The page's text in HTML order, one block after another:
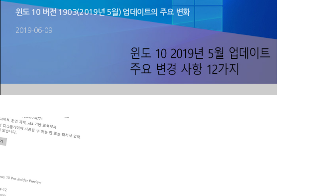
윈도 10 버전 1903(2019년 5월) 업데이트의 주요 변화
2019-06-09